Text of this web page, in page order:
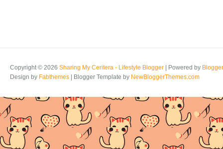
Copyright © 2026 Sharing My Ceritera - Lifestyle Blogger | Powered by Blogger
Design by Fabthemes | Blogger Template by NewBloggerThemes.com